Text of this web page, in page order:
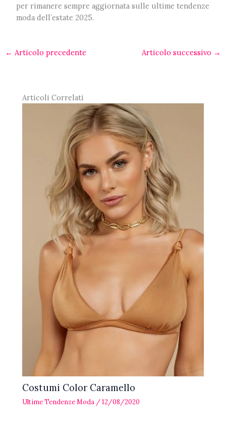
per rimanere sempre aggiornata sulle ultime tendenze
moda dell’estate 2025.
← Articolo precedente Articolo successivo →
Articoli Correlati
Costumi Color Caramello
Ultime Tendenze Moda /12/08/2020